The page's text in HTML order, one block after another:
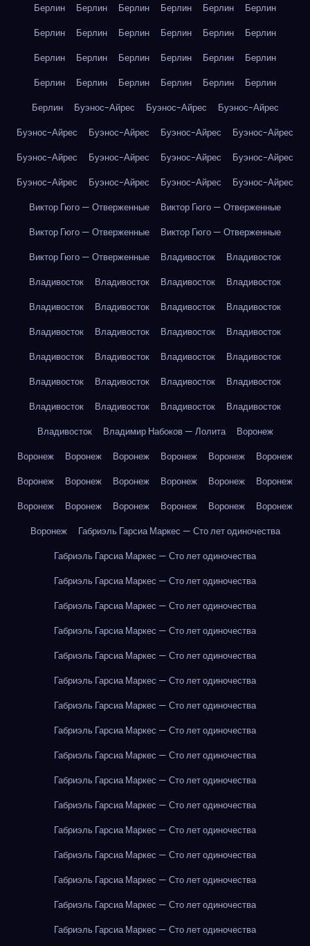
Берлин Берлин Берлин Берлин Берлин
Берлин
Берлин
Берлин Берлин Берлин Берлин
Берлин
Берлин
Берлин Берлин Берлин Берлин
Берлин
Берлин
Берлин Берлин Берлин Берлин
Берлин
Берлин
Буэнос-Айрес Буэнос-Айрес
Буэнос-Айрес
Буэнос-Айрес
Буэнос-Айрес Буэнос-Айрес
Буэнос-Айрес
Буэнос-Айрес
Буэнос-Айрес Буэнос-Айрес
Буэнос-Айрес
Буэнос-Айрес
Буэнос-Айрес Буэнос-Айрес
Буэнос-Айрес
Виктор Гюго — Отверженные
Виктор Гюго — Отверженные
Виктор Гюго — Отверженные
Виктор Гюго — Отверженные
Виктор Гюго — Отверженные
Владивосток
Владивосток
Владивосток
Владивосток Владивосток
Владивосток
Владивосток
Владивосток Владивосток
Владивосток
Владивосток
Владивосток Владивосток
Владивосток
Владивосток
Владивосток Владивосток
Владивосток
Владивосток
Владивосток Владивосток
Владивосток
Владивосток
Владивосток Владивосток
Владивосток
Владивосток
Владимир Набоков — Лолита
Воронеж
Воронеж
Воронеж Воронеж Воронеж Воронеж
Воронеж
Воронеж
Воронеж Воронеж Воронеж Воронеж
Воронеж
Воронеж
Воронеж Воронеж Воронеж Воронеж
Воронеж
Воронеж
Габриэль Гарсиа Маркес — Сто лет одиночества
Габриэль Гарсиа Маркес — Сто лет одиночества
Габриэль Гарсиа Маркес — Сто лет одиночества
Габриэль Гарсиа Маркес — Сто лет одиночества
Габриэль Гарсиа Маркес — Сто лет одиночества
Габриэль Гарсиа Маркес — Сто лет одиночества
Габриэль Гарсиа Маркес — Сто лет одиночества
Габриэль Гарсиа Маркес — Сто лет одиночества
Габриэль Гарсиа Маркес — Сто лет одиночества
Габриэль Гарсиа Маркес — Сто лет одиночества
Габриэль Гарсиа Маркес — Сто лет одиночества
Габриэль Гарсиа Маркес — Сто лет одиночества
Габриэль Гарсиа Маркес — Сто лет одиночества
Габриэль Гарсиа Маркес — Сто лет одиночества
Габриэль Гарсиа Маркес — Сто лет одиночества
Габриэль Гарсиа Маркес — Сто лет одиночества
Габриэль Гарсиа Маркес — Сто лет одиночества